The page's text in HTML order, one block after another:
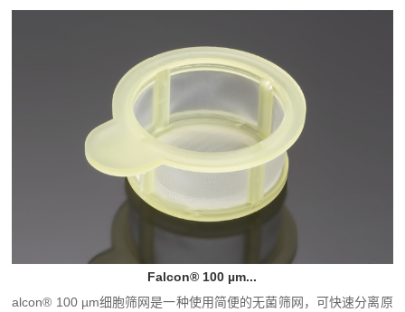
Falcon® 100 µm...
alcon® 100 µm细胞筛网是一种使用简便的无菌筛网，可快速分离原